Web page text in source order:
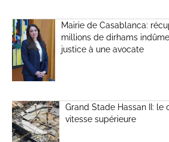
Mairie de Casablanca:
millions de dirhams
justice à une avocate
Grand Stade Hassan II: le
vitesse supérieure